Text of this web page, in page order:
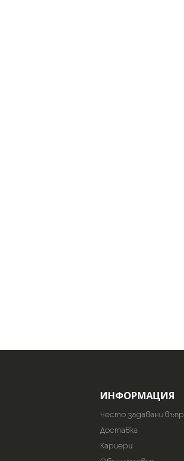
ИНФОРМАЦИЯ
Често задавани
Доставка
Кариери